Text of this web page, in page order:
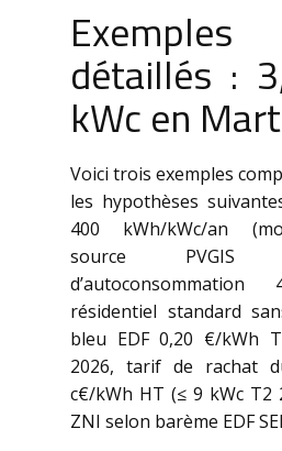
Exemples
détaillés :
kWc en
Voici trois exemples
les hypothèses
400 kWh/kWc/an
source
résidentiel standard
bleu EDF 0,20 €/kWh
2026, tarif de rachat
c€/kWh HT (≤ 9 kWc T2
ZNI selon barème EDF